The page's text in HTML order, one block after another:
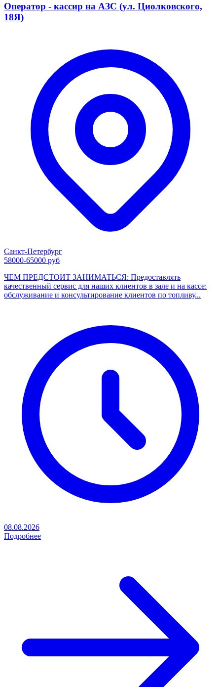
Оператор - кассир на АЗС (ул. Циолковского,
18Я)
Санкт-Петербург
58000-65000 руб
ЧЕМ ПРЕДСТОИТ ЗАНИМАТЬСЯ: Предоставлять
качественный сервис для наших клиентов в зале и на кассе:
обслуживание и консультирование клиентов по топливу...
08.08.2026
Подробнее